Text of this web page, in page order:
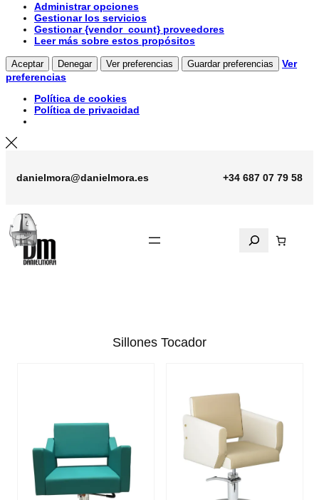
Administrar opciones
Gestionar los servicios
Gestionar {vendor_count} proveedores
Leer más sobre estos propósitos
Aceptar Denegar Ver preferencias Guardar preferencias
Ver
preferencias
Política de cookies
Política de privacidad
contenido
danielmora@danielmora.es +34 687 07 79 58
Search
Sillones Tocador